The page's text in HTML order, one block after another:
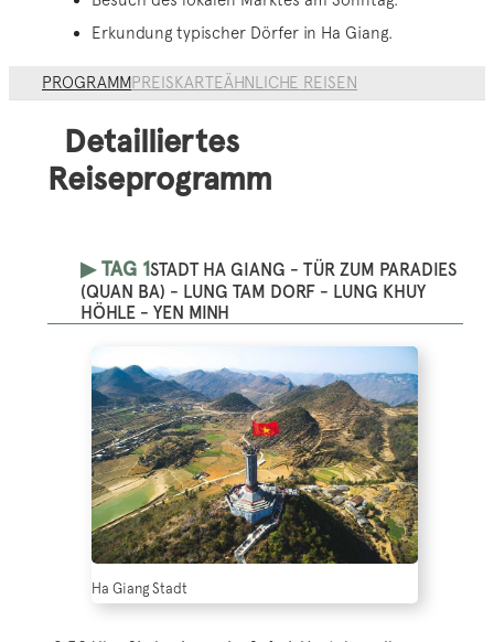
Erkundung typischer Dörfer in Ha Giang.
PROGRAMMPREISKARTEÄHNLICHE REISEN
Detailliertes
Reiseprogramm
▶ TAG 1STADT HA GIANG - TÜR ZUM PARADIES
(QUAN BA) - LUNG TAM DORF - LUNG KHUY
HÖHLE - YEN MINH
Ha Giang Stadt